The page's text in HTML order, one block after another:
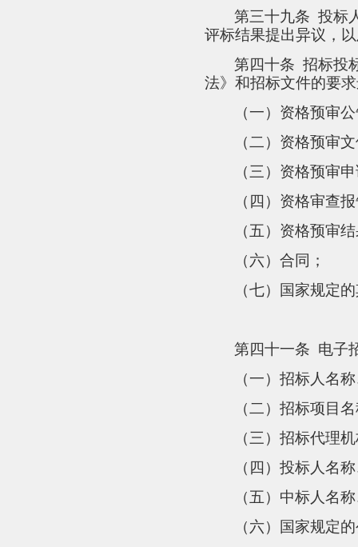
第三十九条 投标
评标结果提出异议，
第四十条 招标投
法》和招标文件的要
（一）资格预审
（二）资格预审
（三）资格预审
（四）资格审查
（五）资格预审
（六）合同；
（七）国家规定
第四十一条 电子
（一）招标人名
（二）招标项目
（三）招标代理
（四）投标人名
（五）中标人名
（六）国家规定